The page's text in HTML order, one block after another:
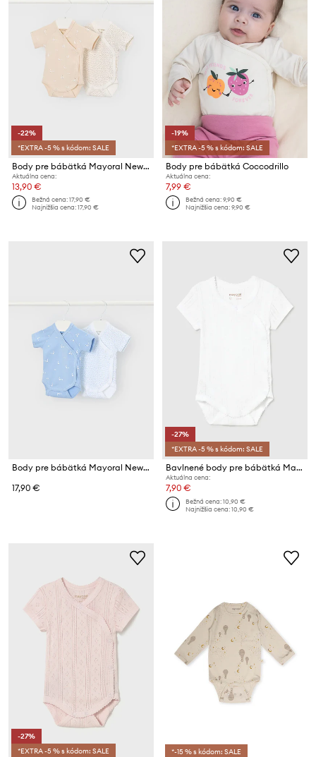
-22%
*EXTRA -5 % s kódom: SALE
Body pre bábätká Mayoral Newborn 2-pak
Aktuálna cena:
13,90 €
Bežná cena:17,90 €
Najnižšia cena:17,90 €
-19%
*EXTRA -5 % s kódom: SALE
Body pre bábätká Coccodrillo
Aktuálna cena:
7,99 €
Bežná cena:9,90 €
Najnižšia cena:9,90 €
Body pre bábätká Mayoral Newborn 2-pak
17,90 €
-27%
*EXTRA -5 % s kódom: SALE
Bavlnené body pre bábätká Mayoral Newborn
Aktuálna cena:
7,90 €
Bežná cena:10,90 €
Najnižšia cena:10,90 €
-27%
*EXTRA -5 % s kódom: SALE
*-15 % s kódom: SALE